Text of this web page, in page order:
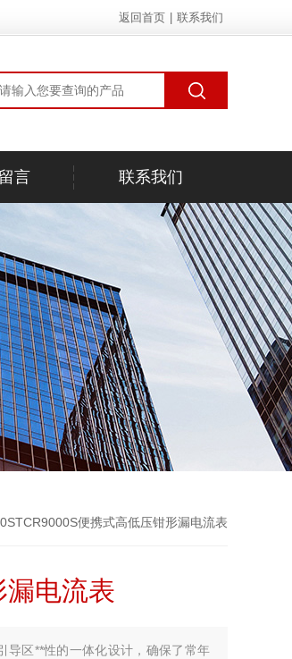
返回首页 联系我们
言 联系我们
便携式高低压钳形漏电流表
电流表
导区**性的一体化设计，确保了常年